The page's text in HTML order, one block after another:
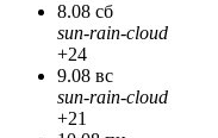
8.08 сб
sun-rain-cloud
+24
9.08 вс
sun-rain-cloud
+21